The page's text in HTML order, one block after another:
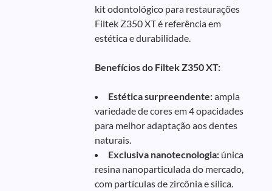
kit odontológico para restaurações
Filtek Z350 XT é referência em
estética e durabilidade.
Benefícios do Filtek Z350 XT:
Estética surpreendente:ampla
variedade de cores em 4 opacidades
para melhor adaptação aos dentes
naturais.
Exclusiva nanotecnologia: única
resina nanoparticulada do mercado,
com partículas de zircônia e sílica.